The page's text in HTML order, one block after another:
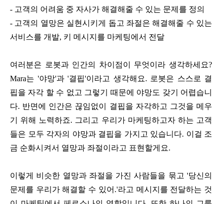
- 고객의 어려움 중 자사가 해결해줄 수 있는 문제를 정의
- 고객의 열망은 실현시키게 돕고 좌절은 해결해줄 수 있는
서비스를 개발, 키 메시지를 마케팅에서 전달
여러분은 로봇과 인간의 차이점이 무엇이라 생각하세요?
Mara는 '야망'과 '결핍'이라고 생각해요. 로봇은 스스로 결
핍을 자각 할 수 없고 그렇기 때문에 야망도 갖기 어렵습니
다. 반면에 인간은 끊임없이 결핍을 자각하고 그것을 메우
기 위해 노력하죠. 그리고 우리가 마케팅하고자 하는 고객
들은 모두 각자의 야망과 결핍을 가지고 있습니다. 이걸 조
금 순화시켜서 열망과 좌절이라고 표현할게요.
이렇게 비슷한 열망과 좌절을 가진 사람들을 묶고 '당신의
문제를 우리가 해결할 수 있어.'라고 메시지를 전달하는 것